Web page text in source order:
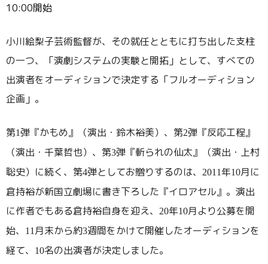
10:00開始
小川絵梨子芸術監督が、その就任とともに打ち出した支柱
の一つ、「演劇システムの実験と開拓」として、すべての
出演者をオーディションで決定する「フルオーディション
企画」。
第1弾『かもめ』（演出・鈴木裕美）、第2弾『反応工程』
（演出・千葉哲也）、第3弾『斬られの仙太』（演出・上村
聡史）に続く、第4弾としてお贈りするのは、 2011 年10月に
倉持裕が新国立劇場に書き下ろした『イロアセル』。演出
に作者でもある倉持裕自身を迎え、
20年10月より公募を開
始、
11 月末から約3週間をかけて開催したオーディションを
経て、
10名の出演者が決定しました。